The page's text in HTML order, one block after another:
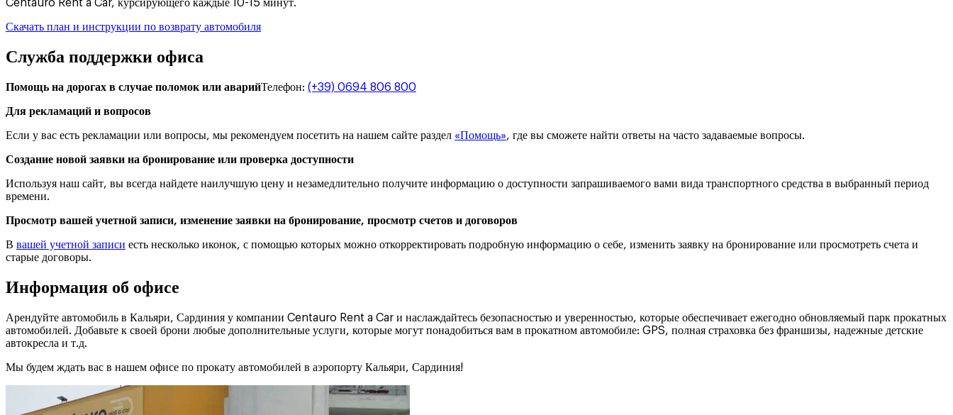
Centauro Rent a Car, курсирующего каждые 10-15 минут.
Скачать план и инструкции по возврату автомобиля
Служба поддержки офиса
Помощь на дорогах в случае поломок или аварийТелефон: (+39) 0694 806 800
Для рекламаций и вопросов
Если у вас есть рекламации или вопросы, мы рекомендуем посетить на нашем сайте раздел «Помощь», где вы сможете найти ответы на часто задаваемые вопросы.
Создание новой заявки на бронирование или проверка доступности
Используя наш сайт, вы всегда найдете наилучшую цену и незамедлительно получите информацию о доступности запрашиваемого вами вида транспортного средства в выбранный период
времени.
Просмотр вашей учетной записи, изменение заявки на бронирование, просмотр счетов и договоров
В вашей учетной записи есть несколько иконок, с помощью которых можно откорректировать подробную информацию о себе, изменить заявку на бронирование или просмотреть счета и
старые договоры.
Информация об офисе
Арендуйте автомобиль в Кальяри, Сардиния у компании Centauro Rent a Car и наслаждайтесь безопасностью и уверенностью, которые обеспечивает ежегодно обновляемый парк прокатных
автомобилей. Добавьте к своей брони любые дополнительные услуги, которые могут понадобиться вам в прокатном автомобиле: GPS, полная страховка без франшизы, надежные детские
автокресла и т.д.
Мы будем ждать вас в нашем офисе по прокату автомобилей в аэропорту Кальяри, Сардиния!